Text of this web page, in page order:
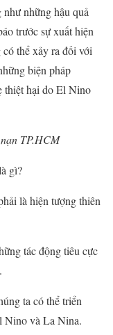
những hậu quả
trước sự xuất hiện
thể xảy ra đối với
biện pháp
thiệt hại do El Nino
TP.HCM
gì?
là hiện tượng thiên
tác động tiêu cực
ta có thể triển
Nino và La Nina.